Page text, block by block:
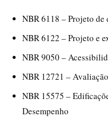
NBR 6118 – Projeto de
NBR 6122 – Projeto e
NBR 9050 –
NBR 12721 –
NBR 15575 –
Desempenho